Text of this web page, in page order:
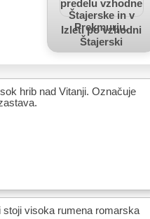
Izleti po vzhodni
Štajerski